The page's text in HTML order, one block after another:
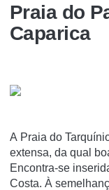
Praia do
Caparica
A Praia do
extensa, da qual
Encontra-se
Costa. À